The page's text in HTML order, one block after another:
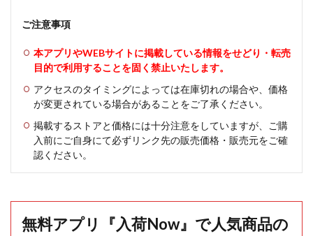
ご注意事項
本アプリやWEBサイトに掲載している情報をせどり・転売
目的で利用することを固く禁止いたします。
アクセスのタイミングによっては在庫切れの場合や、価格
が変更されている場合があることをご了承ください。
掲載するストアと価格には十分注意をしていますが、ご購
入前にご自身にて必ずリンク先の販売価格・販売元をご確
認ください。
無料アプリ『入荷Now』で人気商品の